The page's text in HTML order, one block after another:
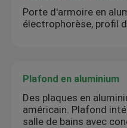
Porte d'armoire en
électrophorèse, profil
Plafond en aluminium
Des plaques en
américain. Plafond
salle de bains avec